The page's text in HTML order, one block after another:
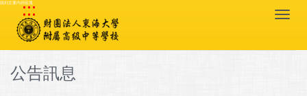
跳到主要內容區塊
:::
公告訊息